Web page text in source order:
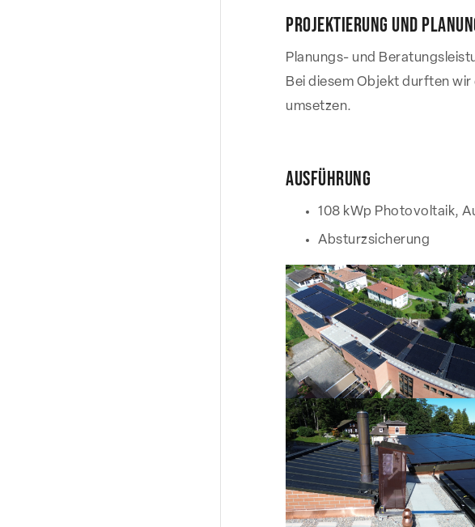
Projektierung und
Planungs- und
Bei diesem Objekt durften
umsetzen.
Ausführung
108 kWp Photovoltaik,
Absturzsicherung